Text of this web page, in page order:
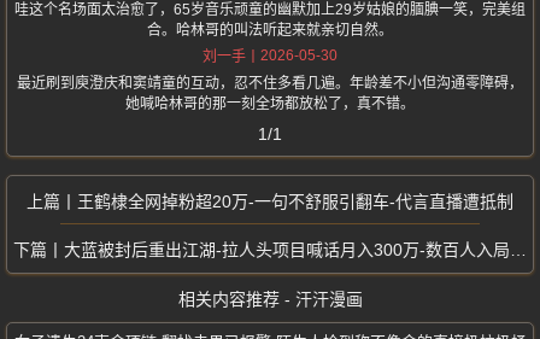
哇这个名场面太治愈了，65岁音乐顽童的幽默加上29岁姑娘的腼腆一笑，完美组
合。哈林哥的叫法听起来就亲切自然。
刘一手
2026-05-30
最近刷到庾澄庆和窦靖童的互动，忍不住多看几遍。年龄差不小但沟通零障碍，
她喊哈林哥的那一刻全场都放松了，真不错。
1/1
王鹤棣全网掉粉超20万-一句不舒服引翻车-代言直播遭抵制
大蓝被封后重出江湖-拉人头项目喊话月入300万-数百人入局总金额破千万
相关内容推荐 - 汗汗漫画